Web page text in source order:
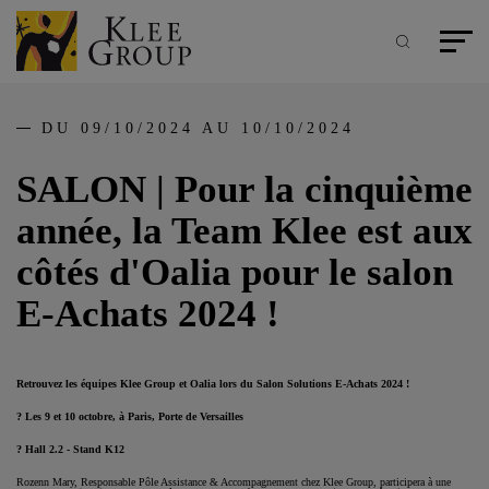
Aller
au
contenu
principal
Recherche
Menu
SALON | Pour la cinquième
année, la Team Klee est aux
côtés d'Oalia pour le salon
E-Achats 2024 !
DU 09/10/2024 AU 10/10/2024
Retrouvez les équipes Klee Group et Oalia lors du Salon Solutions E-Achats 2024 !
? Les 9 et 10 octobre, à Paris, Porte de Versailles
? Hall 2.2 - Stand K12
Rozenn Mary, Responsable Pôle Assistance & Accompagnement chez Klee Group, participera à une